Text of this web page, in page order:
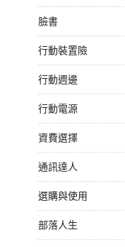
臉書
行動裝置險
行動週邊
行動電源
資費選擇
通訊達人
選購與使用
部落人生